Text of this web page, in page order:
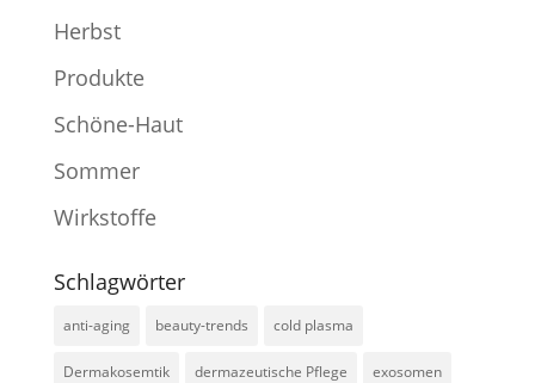
Herbst
Produkte
Schöne-Haut
Sommer
Wirkstoffe
Schlagwörter
anti-aging beauty-trends cold plasma
Dermakosemtik dermazeutische Pflege exosomen